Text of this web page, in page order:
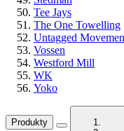
Tee Jays
The One Towelling
Untagged
Vossen
Westford Mill
WK
Yoko
Produkty